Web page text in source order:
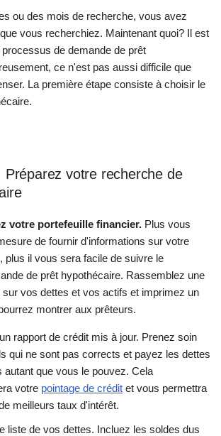
ou des mois de recherche, vous avez
vous recherchiez. Maintenant quoi? Il est
de demande de prêt
ce n'est pas aussi difficile que
La première étape consiste à choisir le
Préparez votre recherche de
votre portefeuille financier. Plus vous
de fournir d'informations sur votre
plus il vous sera facile de suivre le
de prêt hypothécaire. Rassemblez une
sur vos dettes et vos actifs et imprimez un
montrer aux prêteurs.
rapport de crédit mis à jour. Prenez soin
qui ne sont pas corrects et payez les dettes
autant que vous le pouvez. Cela
votre pointage de crédit et vous permettra
meilleurs taux d'intérêt.
liste de vos dettes. Incluez les soldes dus